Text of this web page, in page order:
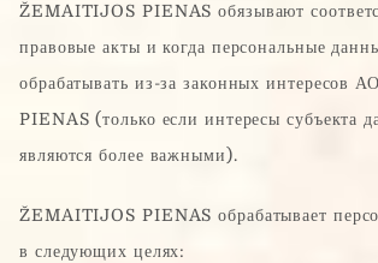
ŽEMAITIJOS PIENAS обязывают
правовые акты и когда персональные
обрабатывать из-за законных интересов
PIENAS (только если интересы субъекта
являются более важными).
ŽEMAITIJOS PIENAS обрабатывает
в следующих целях: